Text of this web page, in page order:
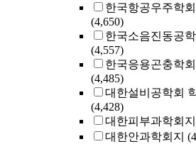
한국항공우주학
(4,650)
한국소음진동공
(4,557)
한국응용곤충학
(4,485)
대한설비공학회
(4,428)
대한피부과학회지
대한안과학회지